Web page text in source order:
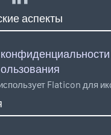
аспекты
Flaticon для